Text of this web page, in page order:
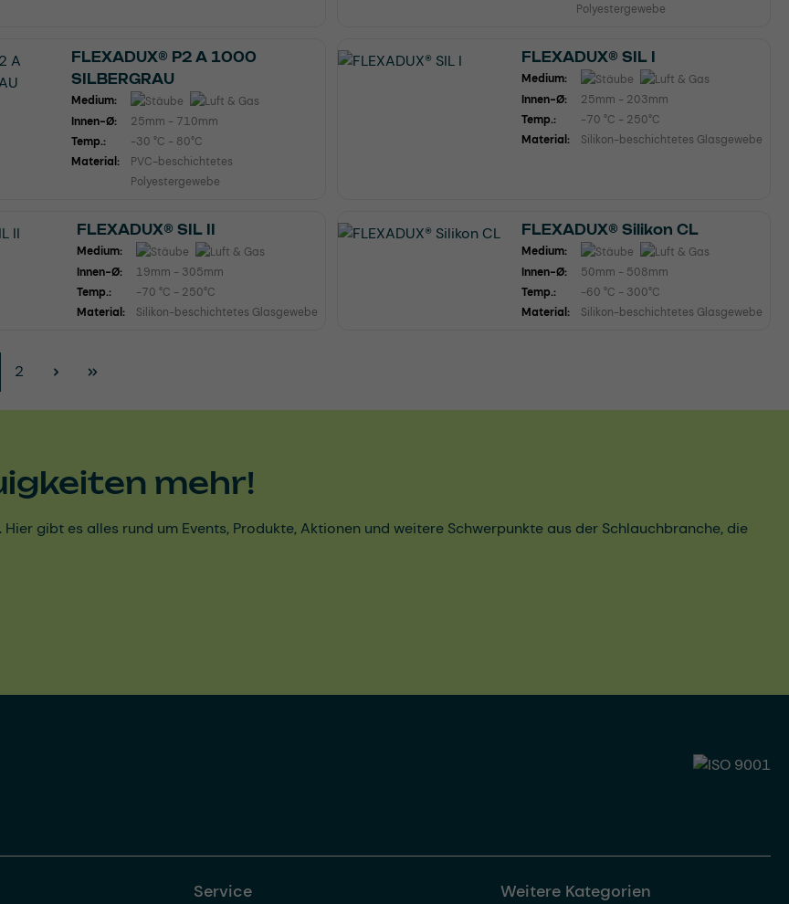
Polyestergewebe
FLEXADUX® P2 A 1000
SILBERGRAU
Medium:
Innen-Ø:
25mm - 710mm
Temp.:
-30 °C - 80°C
Material:
PVC-beschichtetes
Polyestergewebe
FLEXADUX® SIL I
Medium:
Innen-Ø:
25mm - 203mm
Temp.:
-70 °C - 250°C
Material:
Silikon-beschichtetes Glasgewebe
FLEXADUX® SIL II
Medium:
Innen-Ø:
19mm - 305mm
Temp.:
-70 °C - 250°C
Material:
Silikon-beschichtetes Glasgewebe
FLEXADUX® Silikon CL
Medium:
Innen-Ø:
50mm - 508mm
Temp.:
-60 °C - 300°C
Material:
Silikon-beschichtetes Glasgewebe
Seite
2
mehr!
gibt es alles rund um Events, Produkte, Aktionen und weitere Schwerpunkte aus der Schlauchbranche, die
Service Weitere Kategorien